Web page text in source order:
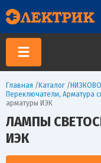
Главная /Каталог /
Переключатели, Арматура
арматуры ИЭК
ЛАМПЫ
ИЭК